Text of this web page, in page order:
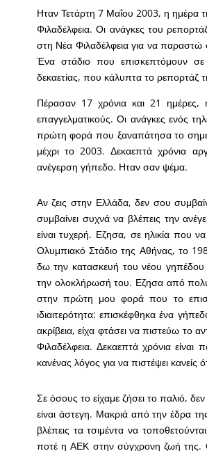
Ηταν Τετάρτη 7 Μαΐου 2003, η ημέρα
Φιλαδέλφεια. Οι ανάγκες του
στη Νέα Φιλαδέλφεια για να
Ένα στάδιο που επισκεπτόμουν σε
δεκαετίας, που κάλυπτα το ρεπορτάζ
Πέρασαν 17 χρόνια και 21 ημέρες,
επαγγελματικούς. Οι ανάγκες ενός
πρώτη φορά που ξαναπάτησα το
μέχρι το 2003. Δεκαεπτά χρόνια
ανέγερση γήπεδο. Ηταν σαν ψέμα.
Αν ζεις στην Ελλάδα, δεν σου
συμβαίνει συχνά να βλέπεις την
είναι τυχερή. Εζησα, σε ηλικία που
Ολυμπιακό Στάδιο της Αθήνας, το
δω την κατασκευή του νέου γηπέδου
την ολοκλήρωσή του. Εζησα από
στην πρώτη μου φορά που το
ιδιαιτερότητα: επισκέφθηκα ένα
ακρίβεια, είχα φτάσει να πιστεύω το
Φιλαδέλφεια. Δεκαεπτά χρόνια
κανένας λόγος για να πιστέψει
Σε όσους το είχαμε ζήσει το παλιό,
είναι άστεγη. Μακριά από την έδρα
βλέπεις τα τσιμέντα να
ποτέ η ΑΕΚ στην σύγχρονη ζωή της.